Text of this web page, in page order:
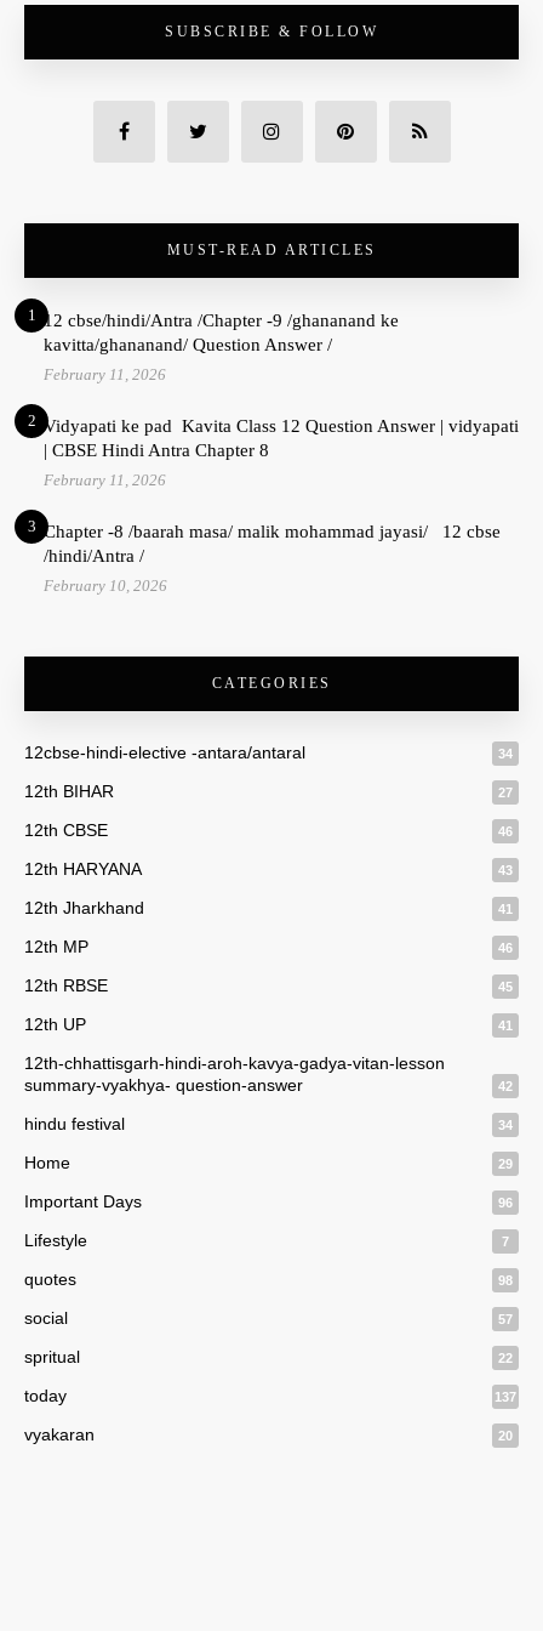
SUBSCRIBE & FOLLOW
MUST-READ ARTICLES
1 12 cbse/hindi/Antra /Chapter -9 /ghananand ke
kavitta/ghananand/ Question Answer /
February 11, 2026
2 Vidyapati ke pad Kavita Class 12 Question Answer | vidyapati
| CBSE Hindi Antra Chapter 8
February 11, 2026
3 Chapter -8 /baarah masa/ malik mohammad jayasi/ 12 cbse
/hindi/Antra /
February 10, 2026
CATEGORIES
12cbse-hindi-elective -antara/antaral 34
12th BIHAR 27
12th CBSE 46
12th HARYANA 43
12th Jharkhand 41
12th MP 46
12th RBSE 45
12th UP 41
12th-chhattisgarh-hindi-aroh-kavya-gadya-vitan-lesson
summary-vyakhya- question-answer
42
hindu festival 34
Home 29
Important Days 96
Lifestyle 7
quotes 98
social 57
spritual 22
today 137
vyakaran 20